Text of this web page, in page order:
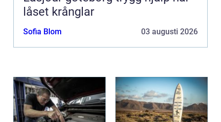
låset krånglar
Sofia Blom 03 augusti 2026